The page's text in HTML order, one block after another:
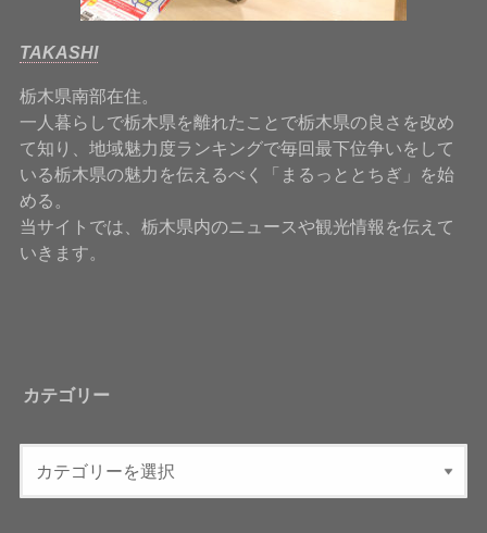
TAKASHI
栃木県南部在住。
一人暮らしで栃木県を離れたことで栃木県の良さを改め
て知り、地域魅力度ランキングで毎回最下位争いをして
いる栃木県の魅力を伝えるべく「まるっととちぎ」を始
める。
当サイトでは、栃木県内のニュースや観光情報を伝えて
いきます。
カテゴリー